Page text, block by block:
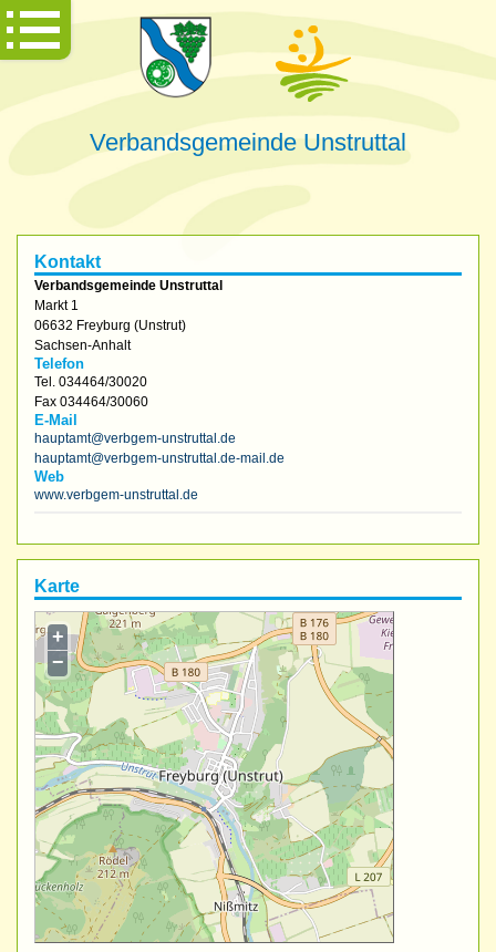
Verbandsgemeinde Unstruttal
Kontakt
Verbandsgemeinde Unstruttal
Markt 1
06632 Freyburg (Unstrut)
Sachsen-Anhalt
Telefon
Tel. 034464/30020
Fax 034464/30060
E-Mail
hauptamt@verbgem-unstruttal.de
hauptamt@verbgem-unstruttal.de-mail.de
Web
www.verbgem-unstruttal.de
Karte
+
−